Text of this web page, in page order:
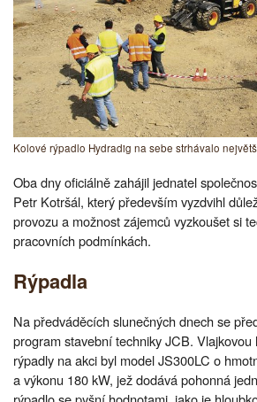
Kolové rýpadlo Hydradig na sebe strhávalo
Oba dny oficiálně zahájil jednatel
Petr Kotršál, který především vyzdvihl
provozu a možnost zájemců vyzkoušet si
pracovních podmínkách.
Rýpadla
Na předváděcích slunečných dnech se
program stavební techniky JCB. Vlajkovou
rýpadly na akci byl model JS300LC o
a výkonu 180 kW, jež dodává pohonná